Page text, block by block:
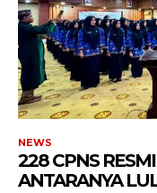
NEWS
228 CPNS
ANTARANYA